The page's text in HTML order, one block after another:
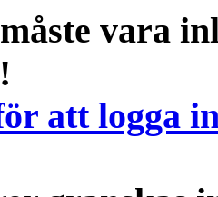
vara
att logga